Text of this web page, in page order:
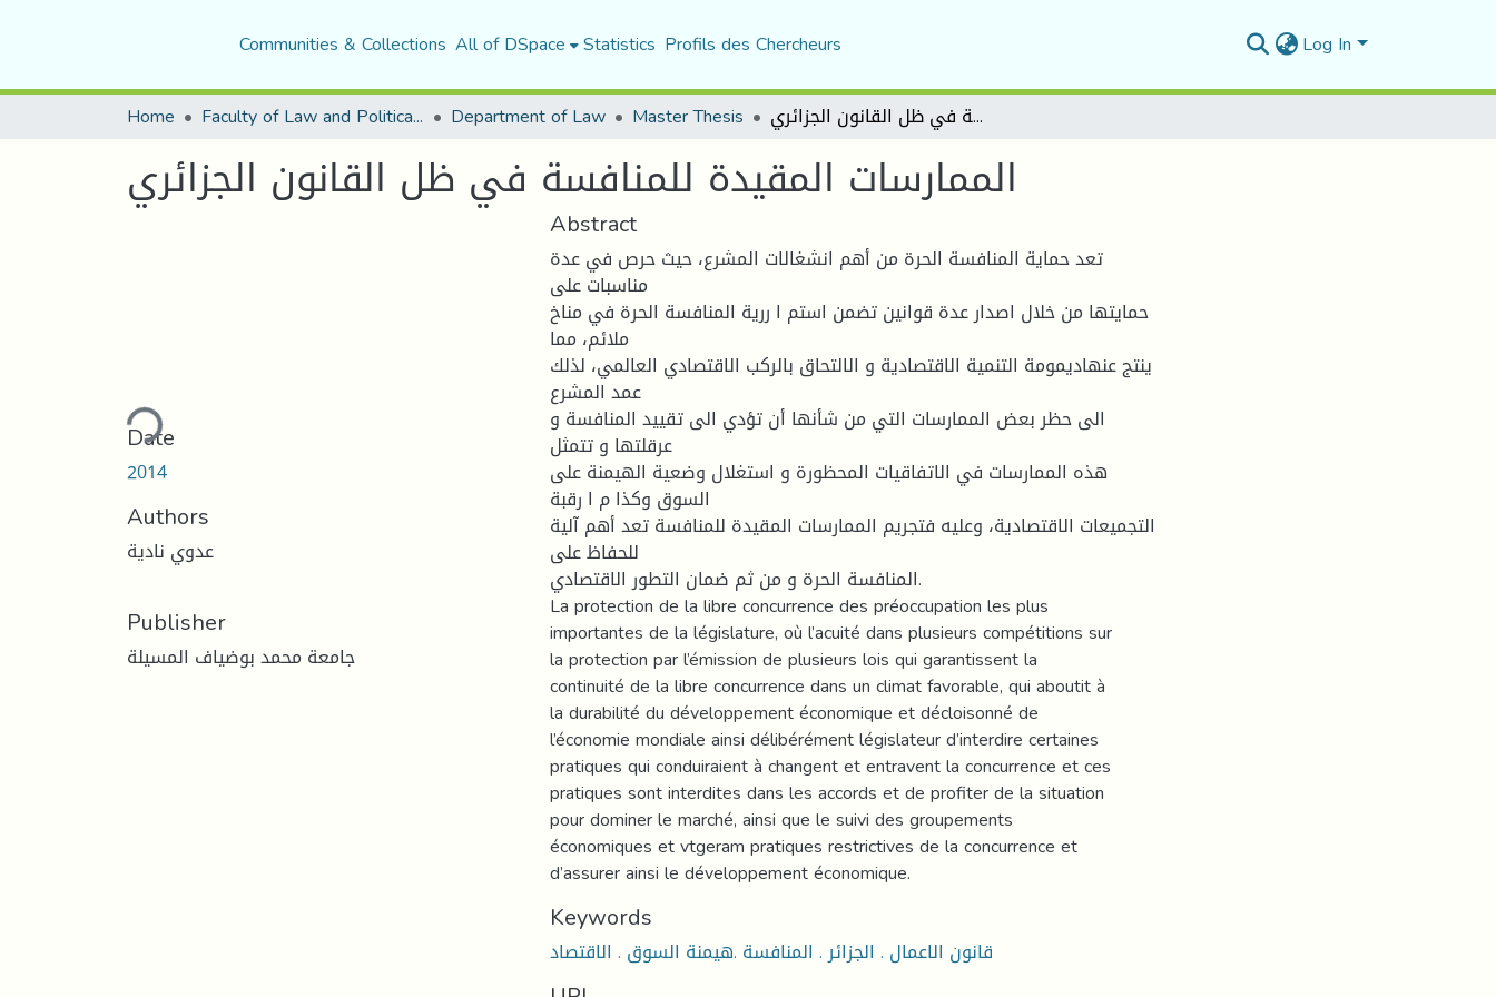
Communities & Collections All of DSpace Statistics Profils des Chercheurs Log In
Home Faculty of Law and Political Science Department of Law Master Thesis الممارسات المقيدة للمنافسة في ظل القانون الجزائري
الممارسات المقيدة للمنافسة في ظل القانون الجزائري
Loading...
Date
2014
Authors
عدوي نادية
Publisher
جامعة محمد بوضياف المسيلة
Abstract
تعد حمایة المنافسة الحرة من أهم انشغالات المشرع، حیث حرص في عدة
مناسبات على
حمایتها من خلال اصدار عدة قوانین تضمن استم ا رریة المنافسة الحرة في مناخ
ملائم، مما
ینتج عنهادیمومة التنمیة الاقتصادیة و الالتحاق بالركب الاقتصادي العالمي، لذلك
عمد المشرع
الى حظر بعض الممارسات التي من شأنها أن تؤدي الى تقیید المنافسة و
عرقلتها و تتمثل
هذه الممارسات في الاتفاقیات المحظورة و استغلال وضعیة الهیمنة على
السوق وكذا م ا رقبة
التجمیعات الاقتصادیة، وعلیه فتجریم الممارسات المقیدة للمنافسة تعد أهم آلیة
للحفاظ على
المنافسة الحرة و من ثم ضمان التطور الاقتصادي.
La protection de la libre concurrence des préoccupation les plus
importantes de la législature, où l’acuité dans plusieurs compétitions sur
la protection par l’émission de plusieurs lois qui garantissent la
continuité de la libre concurrence dans un climat favorable, qui aboutit à
la durabilité du développement économique et décloisonné de
l’économie mondiale ainsi délibérément législateur d’interdire certaines
pratiques qui conduiraient à changent et entravent la concurrence et ces
pratiques sont interdites dans les accords et de profiter de la situation
pour dominer le marché, ainsi que le suivi des groupements
économiques et vtgeram pratiques restrictives de la concurrence et
d’assurer ainsi le développement économique.
Keywords
قانون الاعمال . الجزائر . المنافسة .هيمنة السوق . الاقتصاد